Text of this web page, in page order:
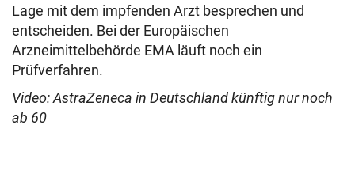
Lage mit dem impfenden Arzt besprechen und
entscheiden. Bei der Europäischen
Arzneimittelbehörde EMA läuft noch ein
Prüfverfahren.
Video: AstraZeneca in Deutschland künftig nur noch
ab 60